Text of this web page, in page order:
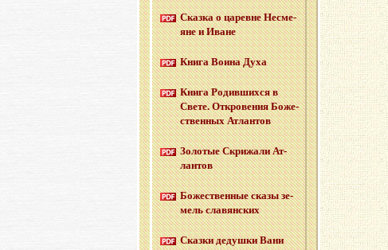
Сказ­ка о ца­ревне Несме­
яне и Иване
Книга Воина Духа
Книга Ро­див­ших­ся в
Свете. От­кро­ве­ния Бо­же­
ствен­ных Ат­лан­тов
Зо­ло­тые Cкри­жа­ли Ат­
лан­тов
Бо­же­ствен­ные сказы зе­
мель сла­вян­ских
Сказ­ки де­душ­ки Вани